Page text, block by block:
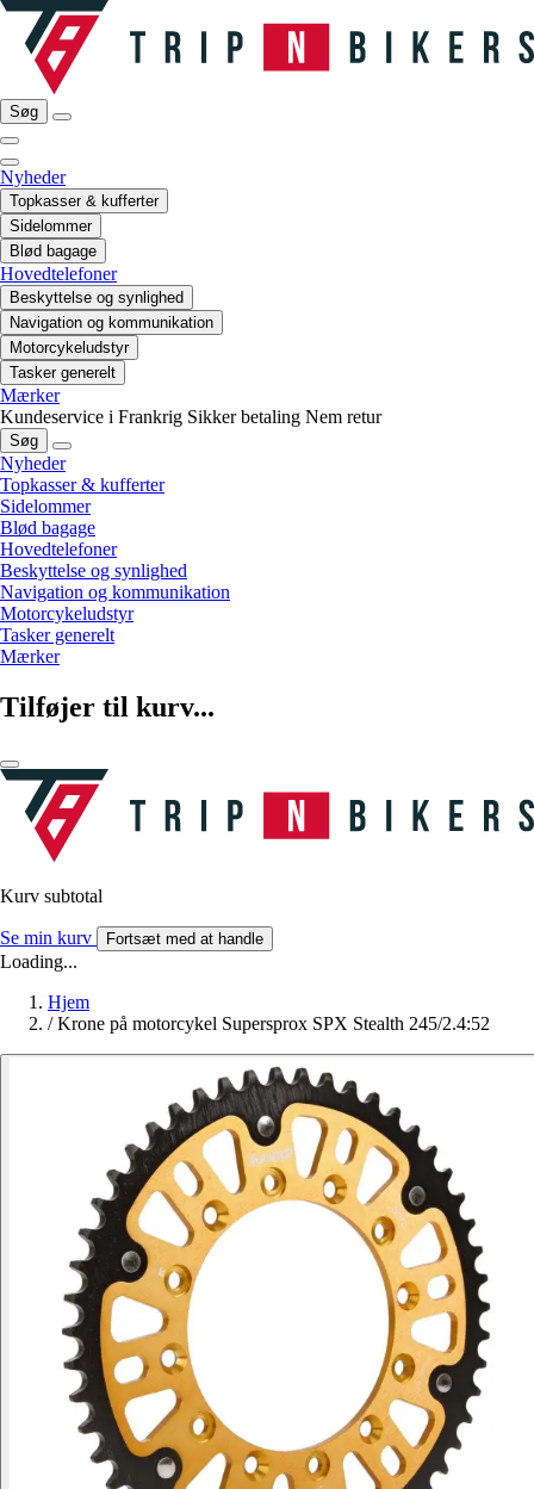
Søg
Nyheder
Topkasser & kufferter
Sidelommer
Blød bagage
Hovedtelefoner
Beskyttelse og synlighed
Navigation og kommunikation
Motorcykeludstyr
Tasker generelt
Mærker
Kundeservice i Frankrig Sikker betaling Nem retur
Søg
Nyheder
Topkasser & kufferter
Sidelommer
Blød bagage
Hovedtelefoner
Beskyttelse og synlighed
Navigation og kommunikation
Motorcykeludstyr
Tasker generelt
Mærker
Tilføjer til kurv...
Kurv subtotal
Se min kurv Fortsæt med at handle
Loading...
Hjem
/ Krone på motorcykel Supersprox SPX Stealth 245/2.4:52